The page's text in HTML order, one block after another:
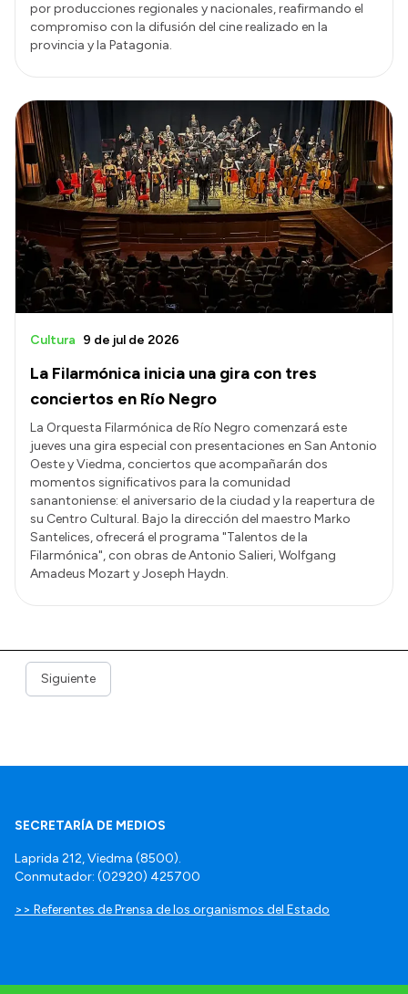
por producciones regionales y nacionales, reafirmando el
compromiso con la difusión del cine realizado en la
provincia y la Patagonia.
La Filarmónica inicia una gira con tres
conciertos en Río Negro
Cultura 9 de jul de 2026
La Orquesta Filarmónica de Río Negro comenzará este
jueves una gira especial con presentaciones en San Antonio
Oeste y Viedma, conciertos que acompañarán dos
momentos significativos para la comunidad
sanantoniense: el aniversario de la ciudad y la reapertura de
su Centro Cultural. Bajo la dirección del maestro Marko
Santelices, ofrecerá el programa "Talentos de la
Filarmónica", con obras de Antonio Salieri, Wolfgang
Amadeus Mozart y Joseph Haydn.
Siguiente
SECRETARÍA DE MEDIOS
Laprida 212, Viedma (8500).
Conmutador: (02920) 425700
>> Referentes de Prensa de los organismos del Estado